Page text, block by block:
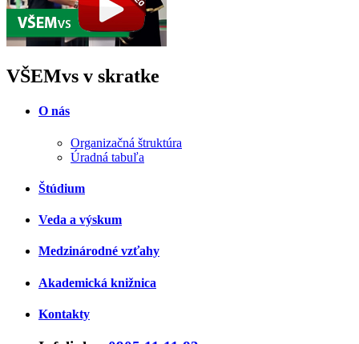
VŠEMvs v skratke
O nás
Organizačná štruktúra
Úradná tabuľa
Štúdium
Veda a výskum
Medzinárodné vzťahy
Akademická knižnica
Kontakty